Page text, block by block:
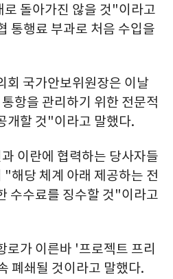
돌아가진 않을 것"이라고
통행료 부과로 처음 수입을
회 국가안보위원장은 이날
항을 관리하기 위한 전문적
개할 것"이라고 말했다.
이란에 협력하는 당사자들
해당 체계 아래 제공하는 전
수수료를 징수할 것"이라고
로가 이른바 '프로젝트 프리
폐쇄될 것이라고 말했다.